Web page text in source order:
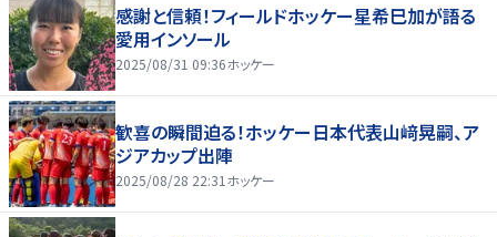
感謝と信頼！フィールドホッケー星希巳加が語る
愛用インソール
2025/08/31 09:36ホッケー
歓喜の瞬間迫る！ホッケー日本代表山﨑晃嗣、ア
ジアカップ出陣
2025/08/28 22:31 ホッケー